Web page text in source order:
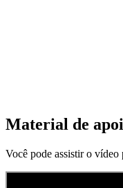
Material de
Você pode assistir o vídeo